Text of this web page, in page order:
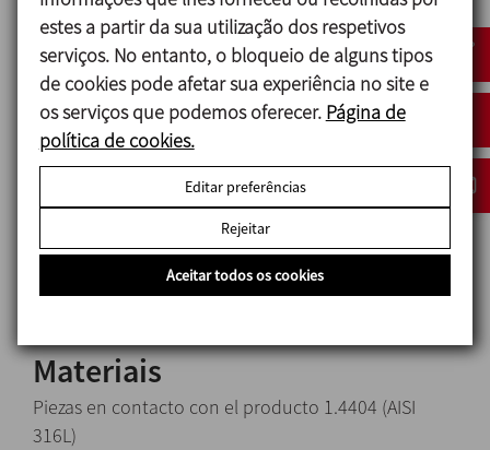
Obturación estándar mediante cierre sanitario
simple.
Posibilidad de cambiar el estátor sin tener que
desmontar el mixer.
Diferentes modelos de estátor fácilmente
intercambiables.
Motores IEC B5, IP 55 y aislamiento clase F.
Fácil limpieza y esterilización mediante procesos
CIP/SIP.
Estátor ranurado.
Materiais
Piezas en contacto con el producto 1.4404 (AISI
316L)
estes a partir da sua utilização dos respetivos
serviços. No entanto, o bloqueio de alguns tipos
de cookies pode afetar sua experiência no site e
os serviços que podemos oferecer. Página de
política de cookies.
Editar preferências
Rejeitar
Aceitar todos os cookies